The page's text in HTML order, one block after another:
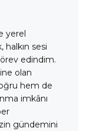
yerel
halkın sesi
edindim.
olan
hem de
imkânı
gündemini